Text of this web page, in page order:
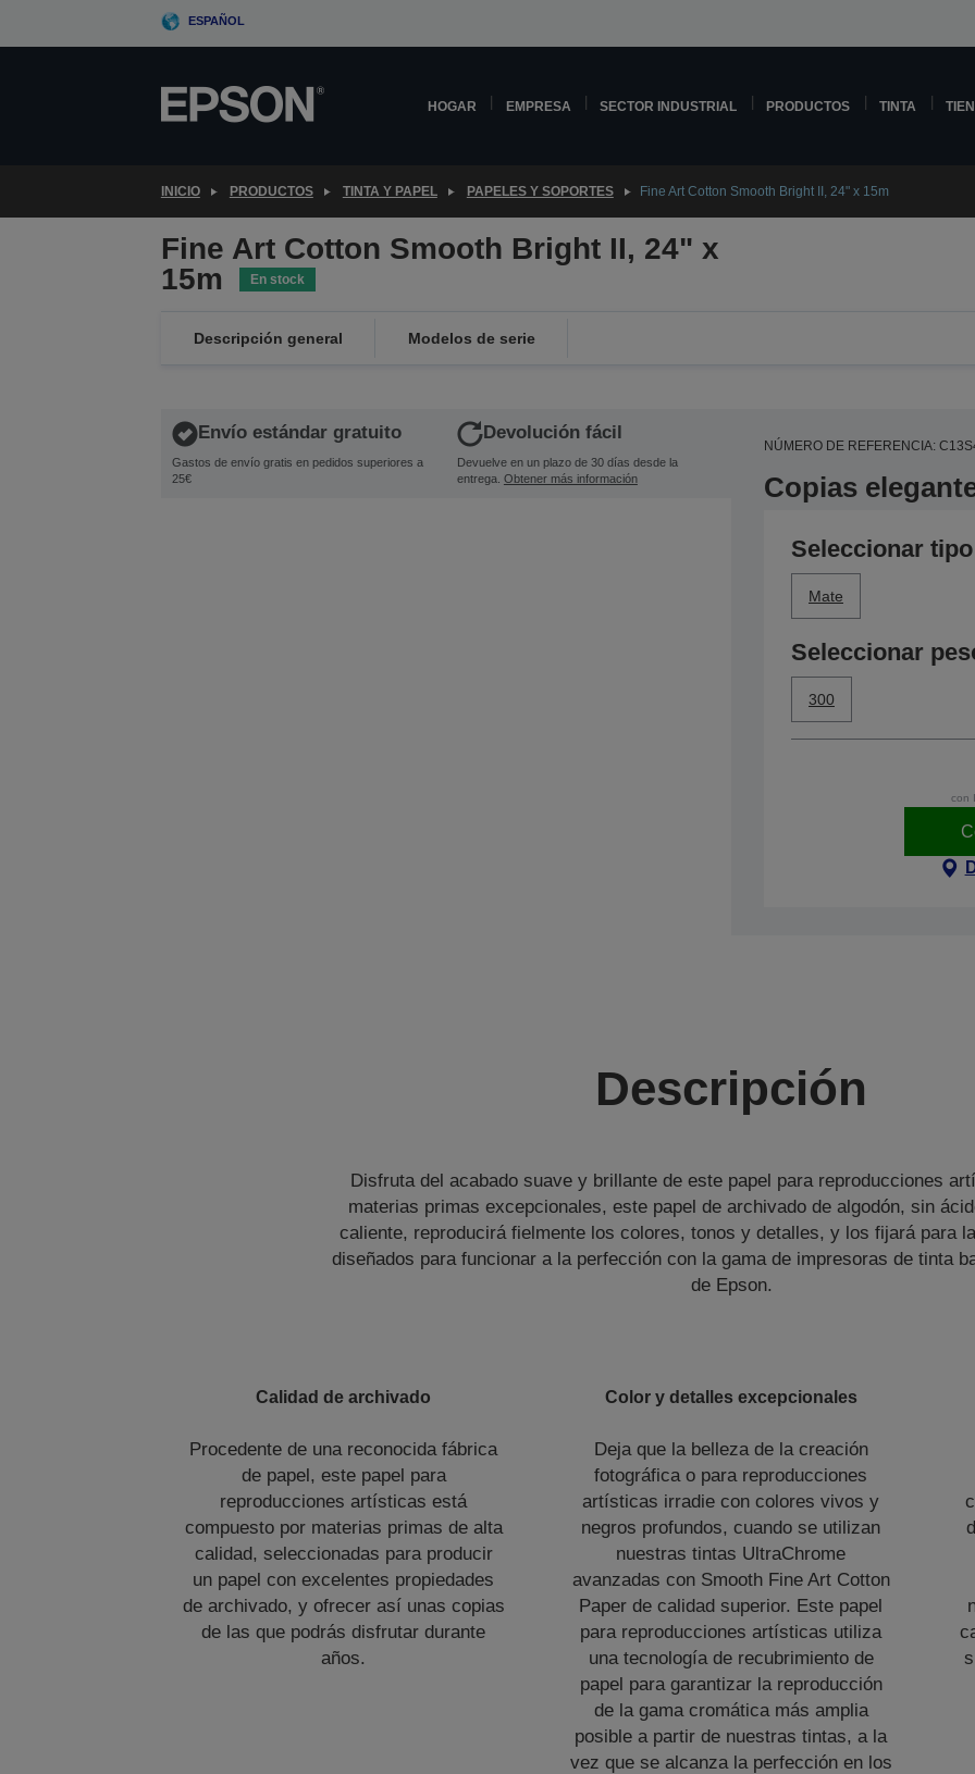
ESPAÑOL
HOGAR EMPRESA SECTOR INDUSTRIAL PRODUCTOS TINTA
INICIO PRODUCTOS TINTA Y PAPEL PAPELES Y SOPORTES Fine Art Cotton Smooth Bright II, 24" x 15m
Fine Art Cotton Smooth Bright II, 24" x
15m
En stock
Descripción general Modelos de serie
Envío estándar gratuito
Gastos de envío gratis en pedidos superiores a
25€
Devolución fácil
Devuelve en un plazo de 30 días desde la
entrega. Obtener más información
NÚMERO DE REFERENCIA:
Copias
Seleccionar
Mate
Seleccionar
300
con
Descripción
Disfruta del acabado suave y brillante de este papel para reproducciones
materias primas excepcionales, este papel de archivado de algodón, sin
caliente, reproducirá fielmente los colores, tonos y detalles, y los fijará para
diseñados para funcionar a la perfección con la gama de impresoras de tinta
de Epson.
Calidad de archivado
Procedente de una reconocida fábrica
de papel, este papel para
reproducciones artísticas está
compuesto por materias primas de alta
calidad, seleccionadas para producir
un papel con excelentes propiedades
de archivado, y ofrecer así unas copias
de las que podrás disfrutar durante
años.
Color y detalles excepcionales
Deja que la belleza de la creación
fotográfica o para reproducciones
artísticas irradie con colores vivos y
negros profundos, cuando se utilizan
nuestras tintas UltraChrome
avanzadas con Smooth Fine Art Cotton
Paper de calidad superior. Este papel
para reproducciones artísticas utiliza
una tecnología de recubrimiento de
papel para garantizar la reproducción
de la gama cromática más amplia
posible a partir de nuestras tintas, a la
vez que se alcanza la perfección en los